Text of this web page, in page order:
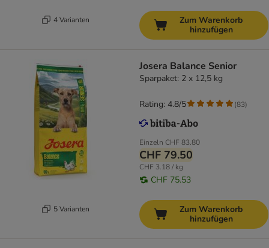
4 Varianten
Zum Warenkorb
hinzufügen
5 Varianten
Josera Balance Senior
Sparpaket: 2 x 12,5 kg
Einzeln CHF 83.80
CHF 79.50
CHF 3.18 / kg
CHF 75.53
Rating: 4.8/5 (83)
Zum Warenkorb
hinzufügen